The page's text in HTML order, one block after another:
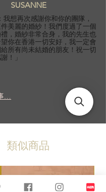
SUSANNE
我想再次感謝你和你的團隊，
美麗的婚紗！我們度過了一個
，婚紗非常合身，我的先生也
你在香港一切安好，我一定會
所有尚未結婚的朋友！祝一切
！」
...
類似商品